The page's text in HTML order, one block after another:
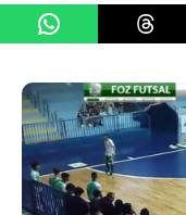
Share on